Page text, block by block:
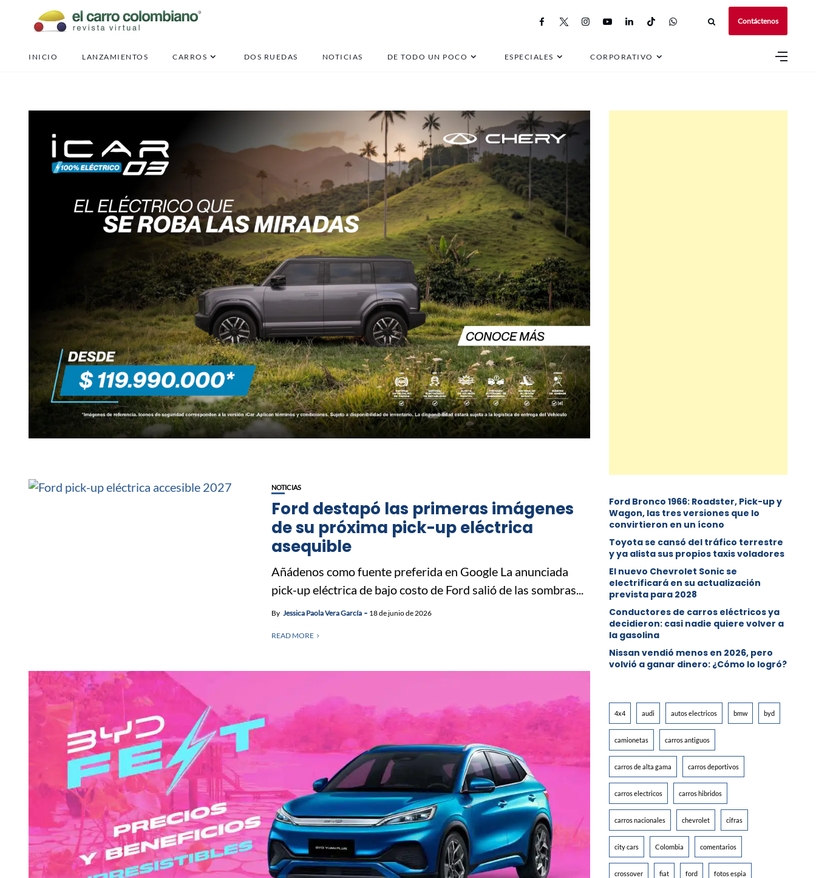
Contáctenos
INICIO LANZAMIENTOS CARROS DOS RUEDAS NOTICIAS DE TODO UN POCO ESPECIALES CORPORATIVO
Daily Archives: 18 de junio de 2026
NOTICIAS
Ford destapó las primeras imágenes
de su próxima pick-up eléctrica
asequible
Añádenos como fuente preferida en Google La anunciada
pick-up eléctrica de bajo costo de Ford salió de las sombras...
By Jessica Paola Vera García 18 de junio de 2026
READ MORE
Ford Bronco 1966: Roadster, Pick-up y
Wagon, las tres versiones que lo
convirtieron en un ícono
Toyota se cansó del tráfico terrestre
y ya alista sus propios taxis voladores
El nuevo Chevrolet Sonic se
electrificará en su actualización
prevista para 2028
Conductores de carros eléctricos ya
decidieron: casi nadie quiere volver a
la gasolina
Nissan vendió menos en 2026, pero
volvió a ganar dinero: ¿Cómo lo logró?
4x4 audi autos electricos bmw byd
camionetas carros antiguos
carros de alta gama carros deportivos
carros electricos carros hibridos
carros nacionales chevrolet cifras
city cars Colombia comentarios
crossover fiat ford fotos espia